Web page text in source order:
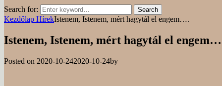
Search for: Search
Kezdőlap HírekIstenem, Istenem, mért hagytál el engem….
Istenem, Istenem, mért hagytál el
Posted on 2020-10-242020-10-24by